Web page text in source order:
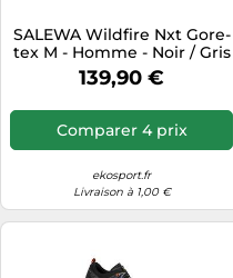
SALEWA Wildfire Nxt Gore-
tex M - Homme - Noir / Gris
- taille 43- modèle 2026
139,90 €
Comparer 4 prix
ekosport.fr
Livraison à 1,00 €